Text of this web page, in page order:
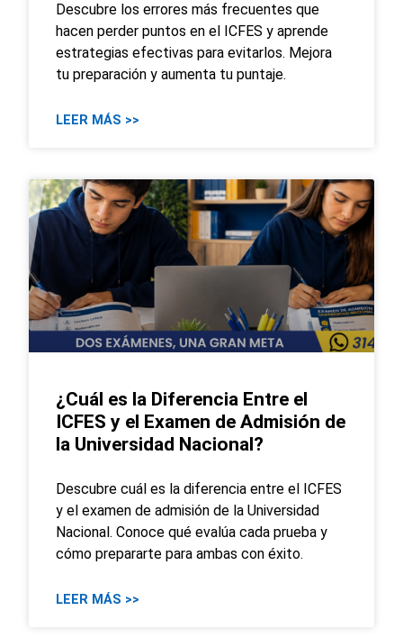
Descubre los errores más frecuentes que
hacen perder puntos en el ICFES y aprende
estrategias efectivas para evitarlos. Mejora
tu preparación y aumenta tu puntaje.
LEER MÁS >>
¿Cuál es la Diferencia Entre el
ICFES y el Examen de Admisión de
la Universidad Nacional?
Descubre cuál es la diferencia entre el ICFES
y el examen de admisión de la Universidad
Nacional. Conoce qué evalúa cada prueba y
cómo prepararte para ambas con éxito.
LEER MÁS >>